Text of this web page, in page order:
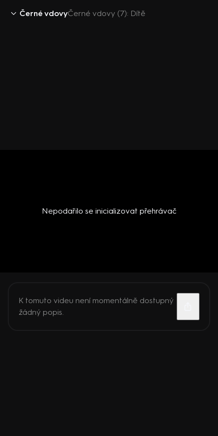
Černé vdovyČerné vdovy (7): Dítě
Nepodařilo se inicializovat přehrávač
K tomuto videu není momentálně dostupný
žádný popis.